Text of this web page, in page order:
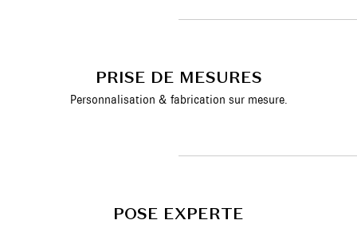
PRISE DE MESURES
Personnalisation & fabrication sur mesure.
POSE EXPERTE